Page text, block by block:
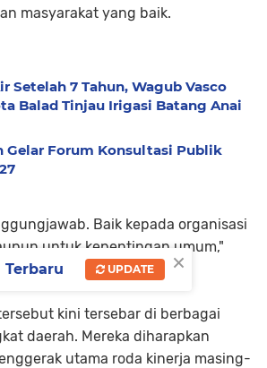
masyarakat yang baik.
Setelah 7 Tahun, Wagub Vasco
Balad Tinjau Irigasi Batang Anai
Gelar Forum Konsultasi Publik
Baik kepada organisasi
untuk kepentingan umum,"
kini tersebar di berbagai
daerah. Mereka diharapkan
utama roda kinerja masing-
×
Terbaru UPDATE